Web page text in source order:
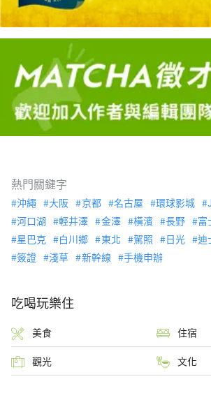
熱門關鍵字
沖繩 大阪 京都 名古屋 環球影城
河口湖
輕井澤 金澤 橫濱 長野 富
星巴克
白川鄉 東北 駕照 日光 迪
簽證
淺草 新幹線 手機申辦
吃喝玩樂住
美食 住宿
觀光 文化